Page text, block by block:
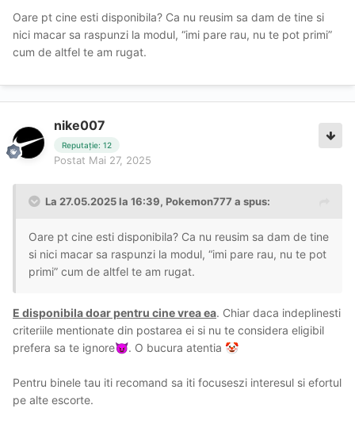
🔴Daca nu reușesc sa răspund in timp
util , va rog să reveniți când timpul va
. InsistațI, nu ma
supăr 😘!
Oare pt cine esti disponibila? Ca nu reusim sa dam de tine si
nici macar sa raspunzi la modul, “imi pare rau, nu te pot primi”
cum de altfel te am rugat.
nike007
Reputație: 12
Postat Mai 27, 2025
La 27.05.2025 la 16:39, Pokemon777 a spus:
Oare pt cine esti disponibila? Ca nu reusim sa dam de tine
si nici macar sa raspunzi la modul, “imi pare rau, nu te pot
primi” cum de altfel te am rugat.
E disponibila doar pentru cine vrea ea. Chiar daca indeplinesti
criteriile mentionate din postarea ei si nu te considera eligibil
prefera sa te ignore😈. O bucura atentia 🤡
Pentru binele tau iti recomand sa iti focuseszi interesul si efortul
pe alte escorte.